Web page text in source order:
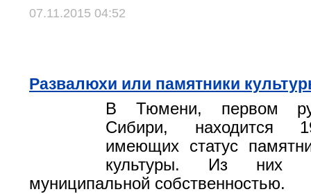
07.11.2015 04:52
Развалюхи или памятники
В Тюмени, первом
Сибири, находится
имеющих статус
культуры. Из них
муниципальной собственностью.